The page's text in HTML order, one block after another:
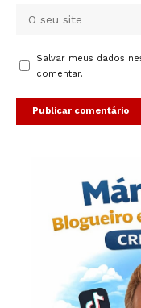
Salvar meus dados
comentar.